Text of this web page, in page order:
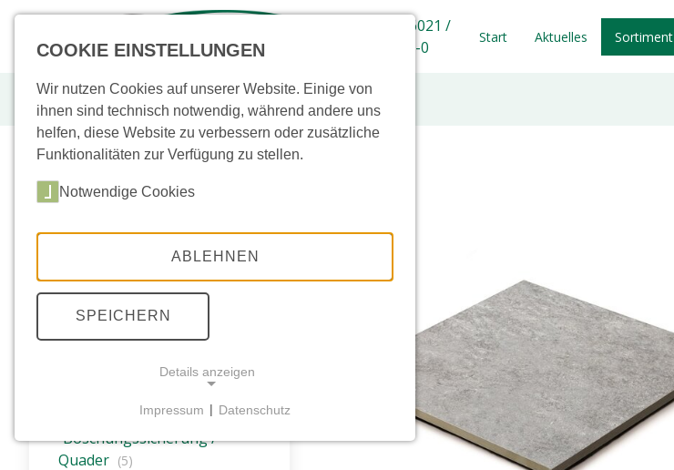
+49 (0) 6021 /
439555-0
Start Aktuelles Sortiment
Castello Grey
Sortiment(Neu/
(33)
Sockel (3)
Keramik (72)
Poolplatten (3)
(26)
Böschungssicherung /
Quader (5)
COOKIE EINSTELLUNGEN
Wir nutzen Cookies auf unserer Website. Einige von
ihnen sind technisch notwendig, während andere uns
helfen, diese Website zu verbessern oder zusätzliche
Funktionalitäten zur Verfügung zu stellen.
Notwendige Cookies
ABLEHNEN
SPEICHERN
Details anzeigen
Notwendige Cookies ermöglichen grundlegende
Impressum | Datenschutz